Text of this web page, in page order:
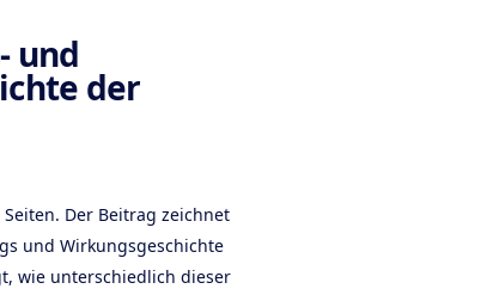
und
der
Der Beitrag zeichnet
und Wirkungsgeschichte
wie unterschiedlich dieser